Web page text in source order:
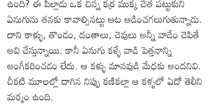
ఏనుగును తనకు కావాల్సినట్టు ఆట ఆడించగలుగుతున్నాడు.
దాని కాళ్ళు, తొండం, దంతాలు, చెవులు అన్నీ వాడేం చెపితే
అవి చేస్తున్నాయి. కానీ ఏనుగు కళ్ళే వాడి పెత్తనాన్ని
అంగీకరించడం లేదు. ఆ కళ్ళు మానవుడి మేధకు అందనివి.
చీకటి మూలల్లో దాగిన నిప్పు కణికల్లా ఆ కళ్ళలో ఏదో తెలీని
మర్మం ఉంది.